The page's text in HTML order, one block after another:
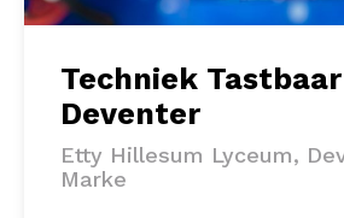
Techniek Tastbaar
Deventer
Etty Hillesum Lyceum,
Marke